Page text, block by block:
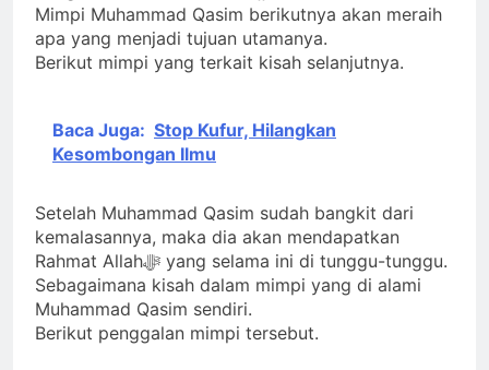
Mimpi Muhammad Qasim berikutnya akan meraih
apa yang menjadi tujuan utamanya.
Berikut mimpi yang terkait kisah selanjutnya.
Baca Juga: Stop Kufur, Hilangkan
Kesombongan Ilmu
Setelah Muhammad Qasim sudah bangkit dari
kemalasannya, maka dia akan mendapatkan
Rahmat Allahﷻ yang selama ini di tunggu-tunggu.
Sebagaimana kisah dalam mimpi yang di alami
Muhammad Qasim sendiri.
Berikut penggalan mimpi tersebut.